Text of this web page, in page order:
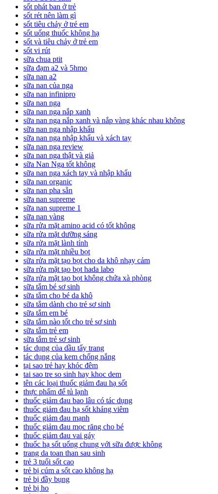
sốt phát ban ở trẻ
sốt rét nên làm gì
sốt tiêu chảy ở trẻ em
sốt uống thuốc không hạ
sốt và tiêu chảy ở trẻ em
sốt vi rút
sữa chua ptit
sữa đạm a2 và 5hmo
sữa nan a2
sữa nan của nga
sữa nan infinipro
sữa nan nga
sữa nan nga nắp xanh
sữa nan nga nắp xanh và nắp vàng khác nhau không
sữa nan nga nhập khẩu
sữa nan nga nhập khẩu và xách tay
sữa nan nga review
sữa nan nga thật và giả
sữa Nan Nga tốt không
sữa nan nga xách tay và nhập khẩu
sữa nan organic
sữa nan pha sẵn
sữa nan supreme
sữa nan supreme 1
sữa nan vàng
sữa rửa mặt amino acid có tốt không
sữa rửa mặt dưỡng sáng
sữa rửa mặt lành tính
sữa rửa mặt nhiều bọt
sữa rửa mặt tạo bọt cho da khô nhạy cảm
sữa rửa mặt tạo bọt hada labo
sữa rửa mặt tạo bọt không chứa xà phòng
sữa tắm bé sơ sinh
sữa tắm cho bé da khô
sữa tắm dành cho trẻ sơ sinh
sữa tắm em bé
sữa tắm nào tốt cho trẻ sơ sinh
sữa tắm trẻ em
sữa tắm trẻ sơ sinh
tác dụng của dầu tẩy trang
tác dụng của kem chống nắng
tại sao trẻ hay khóc đêm
tai sao tre so sinh hay khoc dem
tên các loại thuốc giảm đau hạ sốt
thực phẩm để tủ lạnh
thuốc giảm đau bao lâu có tác dụng
thuốc giảm đau hạ sốt kháng viêm
thuốc giảm đau mạnh
thuốc giảm đau mọc răng cho bé
thuốc giảm đau vai gáy
thuốc hạ sốt uống chung với sữa được không
trang da toan than sau sinh
trẻ 3 tuổi sốt cao
trẻ bị cúm a sốt cao không hạ
trẻ bị đầy bụng
trẻ bị ho